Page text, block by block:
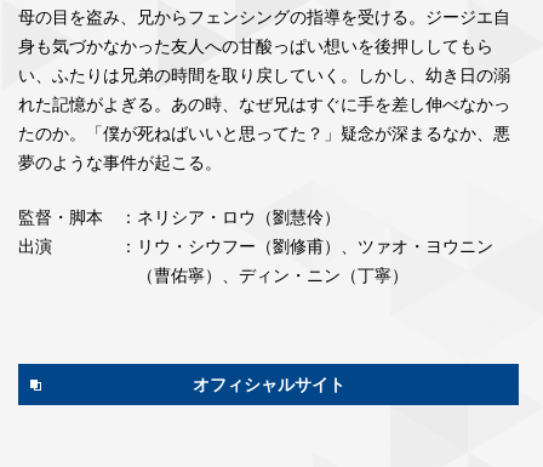
母の目を盗み、兄からフェンシングの指導を受ける。ジージエ自
身も気づかなかった友人への甘酸っぱい想いを後押ししてもら
い、ふたりは兄弟の時間を取り戻していく。しかし、幼き日の溺
れた記憶がよぎる。あの時、なぜ兄はすぐに手を差し伸べなかっ
たのか。「僕が死ねばいいと思ってた？」疑念が深まるなか、悪
夢のような事件が起こる。
監督・脚本
：ネリシア・ロウ（劉慧伶）
出演
：リウ・シウフー（劉修甫）、ツァオ・ヨウニン
（曹佑寧）、ディン・ニン（丁寧）
オフィシャルサイト